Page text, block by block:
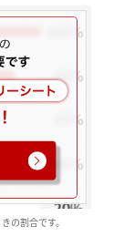
の割合です。